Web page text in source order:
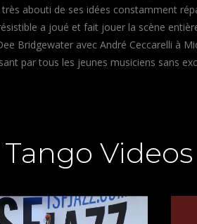
abouti de ses idées constamment
a joué et fait jouer la scène
Bridgewater avec André Ceccarelli à
par tous les jeunes musiciens sans
Videos